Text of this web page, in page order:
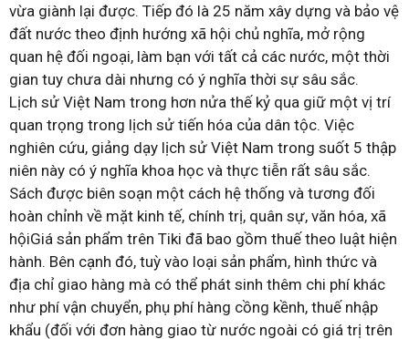
vừa giành lại được. Tiếp đó là 25 năm xây dựng và bảo vệ
đất nước theo định hướng xã hội chủ nghĩa, mở rộng
quan hệ đối ngoại, làm bạn với tất cả các nước, một thời
gian tuy chưa dài nhưng có ý nghĩa thời sự sâu sắc.
Lịch sử Việt Nam trong hơn nửa thế kỷ qua giữ một vị trí
quan trọng trong lịch sử tiến hóa của dân tộc. Việc
nghiên cứu, giảng dạy lịch sử Việt Nam trong suốt 5 thập
niên này có ý nghĩa khoa học và thực tiễn rất sâu sắc.
Sách được biên soạn một cách hệ thống và tương đối
hoàn chỉnh về mặt kinh tế, chính trị, quân sự, văn hóa, xã
hộiGiá sản phẩm trên Tiki đã bao gồm thuế theo luật hiện
hành. Bên cạnh đó, tuỳ vào loại sản phẩm, hình thức và
địa chỉ giao hàng mà có thể phát sinh thêm chi phí khác
như phí vận chuyển, phụ phí hàng cồng kềnh, thuế nhập
khẩu (đối với đơn hàng giao từ nước ngoài có giá trị trên